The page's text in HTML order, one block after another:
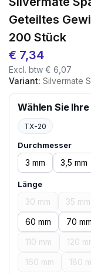
Geteiltes
200 Stück
€ 7,34
Excl. btw € 6,07
Variant: Silvermate
Wählen Sie
TX-20
Durchmesser
3 mm 3,5 mm
Länge
30 mm 35 mm
60 mm
70 mm
110 mm
120
160 mm
180